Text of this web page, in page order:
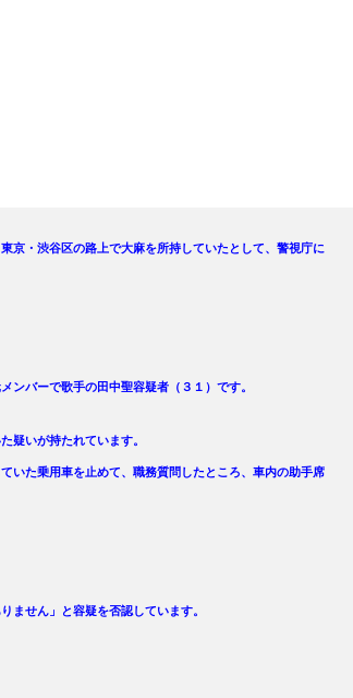
京・渋谷区の路上で大麻を所持していたとして、警視庁に
ンバーで歌手の田中聖容疑者（３１）です。
疑いが持たれています。
いた乗用車を止めて、職務質問したところ、車内の助手席
ません」と容疑を否認しています。